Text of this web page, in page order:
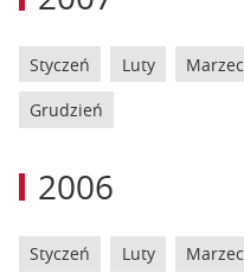
Styczeń Luty Marzec
Grudzień
2006
Styczeń Luty Marzec